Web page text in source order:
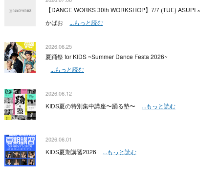
【DANCE WORKS 30th WORKSHOP】7/7 (TUE) ASUPI ×
かばお
...もっと読む
2026.06.25
夏踊祭 for KIDS ~Summer Dance Festa 2026~
...もっと読む
2026.06.12
KIDS夏の特別集中講座〜踊る塾〜 ...もっと読む
2026.06.01
KIDS夏期講習2026 ...もっと読む